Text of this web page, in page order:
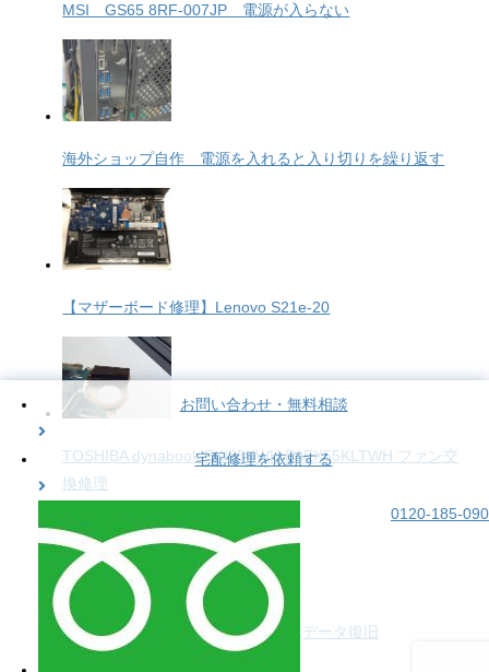
MSI GS65 8RF-007JP 電源が入らない
海外ショップ自作 電源を入れると入り切りを繰り返す
【マザーボード修理】Lenovo S21e-20
TOSHIBA dynabook EX/55KWH PAEX55KLTWH ファン交
換修理
Buffalo HD-LCU3-BKC 認識しない,データ復旧
お問い合わせ・無料相談
宅配修理を依頼する
0120-185-090